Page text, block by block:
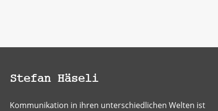
Stefan Häseli
Kommunikation in ihren unterschiedlichen Welten ist